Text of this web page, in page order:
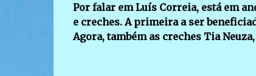
Por falar em Luís Correia, está em
e creches. A primeira a ser
Agora, também as creches Tia